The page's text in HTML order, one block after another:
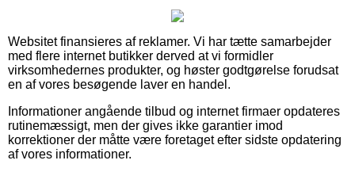
Websitet finansieres af reklamer. Vi har tætte samarbejder
med flere internet butikker derved at vi formidler
virksomhedernes produkter, og høster godtgørelse forudsat
en af vores besøgende laver en handel.
Informationer angående tilbud og internet firmaer opdateres
rutinemæssigt, men der gives ikke garantier imod
korrektioner der måtte være foretaget efter sidste opdatering
af vores informationer.